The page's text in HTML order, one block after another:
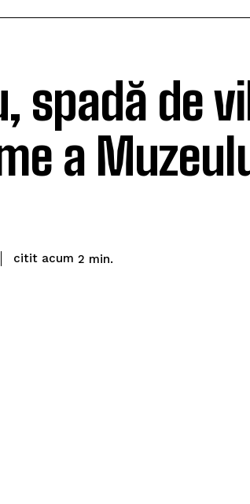
spadă de
a
citit acum 2 min.